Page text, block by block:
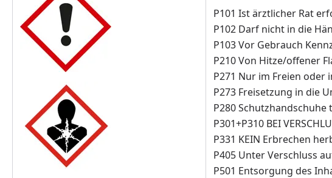
P101 Ist ärztlicher Rat
P102 Darf nicht in die
P103 Vor Gebrauch
P210 Von Hitze/offener
P271 Nur im Freien
P273 Freisetzung in die
P280 Schutzhandschuhe
P301+P310 BEI
P331 KEIN Erbrechen
P405 Unter Verschluss
P501 Entsorgung des